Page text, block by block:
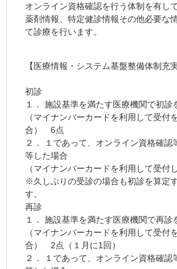
オンライン資格確認を行う体制を有し
薬剤情報、特定健診情報その他必要な
て診療を行います。
【医療情報・システム基盤整備体制充
初診
１． 施設基準を満たす医療機関で初診
（マイナンバーカードを利用して受付
合） 6点
２． １であって、オンライン資格確認
等した場合
（マイナンバーカードを利用して受
※久しぶりの受診の場合も初診を算定
す。
再診
１． 施設基準を満たす医療機関で再診
（マイナンバーカードを利用して受付
合） 2点（１月に1回）
２． １であって、オンライン資格確認